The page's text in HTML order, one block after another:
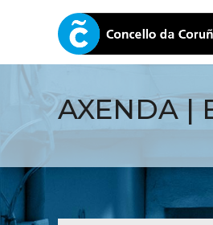
AXENDA |